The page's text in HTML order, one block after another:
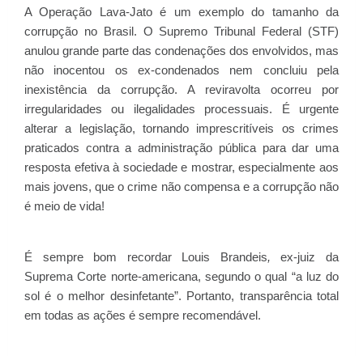
A Operação Lava-Jato é um exemplo do tamanho da
corrupção no Brasil. O Supremo Tribunal Federal (STF)
anulou grande parte das condenações dos envolvidos, mas
não inocentou os ex-condenados nem concluiu pela
inexistência da corrupção. A reviravolta ocorreu por
irregularidades ou ilegalidades processuais. É urgente
alterar a legislação, tornando imprescritíveis os crimes
praticados contra a administração pública para dar uma
resposta efetiva à sociedade e mostrar, especialmente aos
mais jovens, que o crime não compensa e a corrupção não
é meio de vida!
É sempre bom recordar Louis Brandeis, ex-juiz da
Suprema Corte norte-americana, segundo o qual “a luz do
sol é o melhor desinfetante”. Portanto, transparência total
em todas as ações é sempre recomendável.